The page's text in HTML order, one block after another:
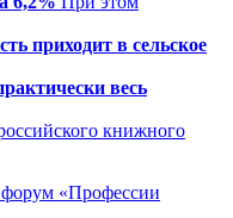
приходит в сельское
весь
книжного
«Профессии